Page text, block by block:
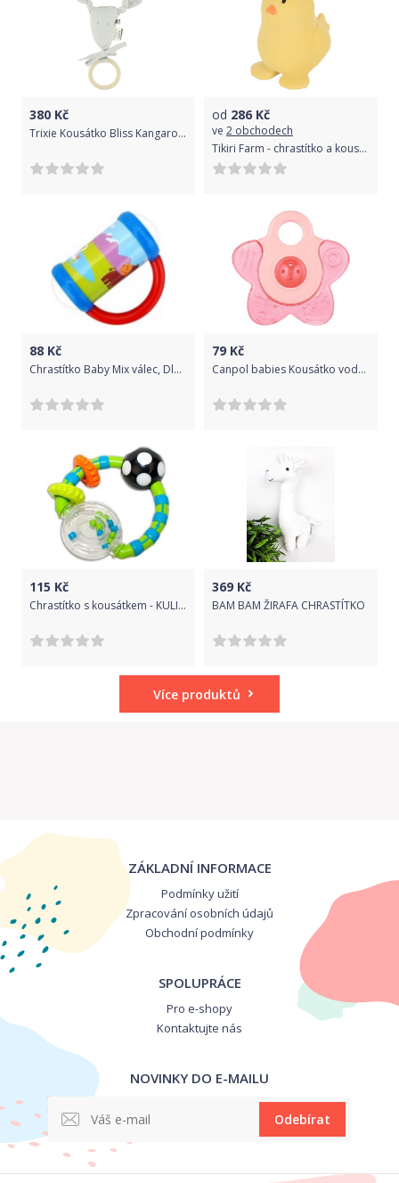
380 Kč
Trixie Kousátko Bliss Kangaroo Grey 2021
od 286 Kč
ve 2 obchodech
Tikiri Farm - chrastítko a kousátko z přírodního kaučuku, kuřátko
88 Kč
Chrastítko Baby Mix válec, Dle obrázku
79 Kč
Canpol babies Kousátko vodní s chrastítkem - Hvězdička - růžová
115 Kč
Chrastítko s kousátkem - KULIČKA S KROUŽKY zeleno-modré - Canpol
369 Kč
BAM BAM ŽIRAFA CHRASTÍTKO
Více produktů
ZÁKLADNÍ INFORMACE
Podmínky užití
Zpracování osobních údajů
Obchodní podmínky
SPOLUPRÁCE
Pro e-shopy
Kontaktujte nás
NOVINKY DO E-MAILU
Odebírat